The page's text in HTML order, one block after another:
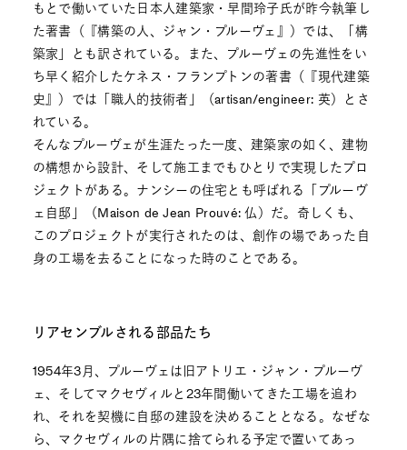
もとで働いていた日本人建築家・早間玲子氏が昨今執筆し
た著書（『構築の人、ジャン・プルーヴェ』）では、「構
築家」とも訳されている。また、プルーヴェの先進性をい
ち早く紹介したケネス・フランプトンの著書（『現代建築
史』）では「職人的技術者」（artisan/engineer: 英）とさ
れている。
そんなプルーヴェが生涯たった一度、建築家の如く、建物
の構想から設計、そして施工までもひとりで実現したプロ
ジェクトがある。ナンシーの住宅とも呼ばれる「プルーヴ
ェ自邸」（Maison de Jean Prouvé: 仏）だ。奇しくも、
このプロジェクトが実行されたのは、創作の場であった自
身の工場を去ることになった時のことである。
リアセンブルされる部品たち
1954年3月、プルーヴェは旧アトリエ・ジャン・プルーヴ
ェ、そしてマクセヴィルと23年間働いてきた工場を追わ
れ、それを契機に自邸の建設を決めることとなる。なぜな
ら、マクセヴィルの片隅に捨てられる予定で置いてあっ